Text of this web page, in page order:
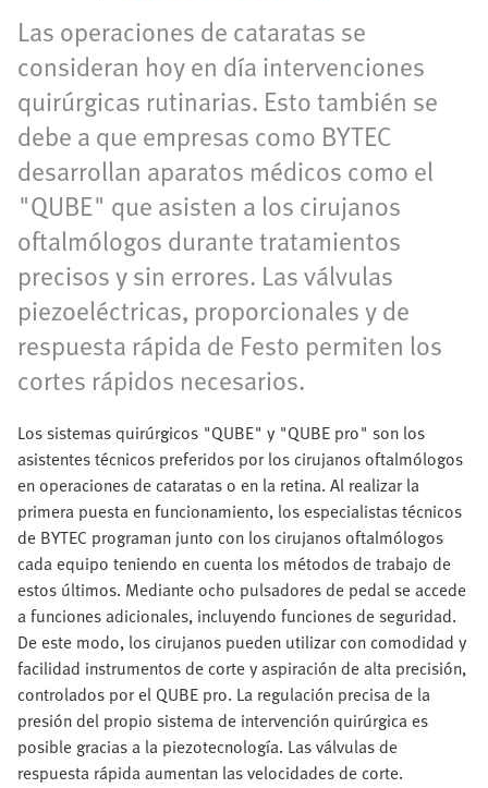
Las operaciones de cataratas se
consideran hoy en día intervenciones
quirúrgicas rutinarias. Esto también se
debe a que empresas como BYTEC
desarrollan aparatos médicos como el
"QUBE" que asisten a los cirujanos
oftalmólogos durante tratamientos
precisos y sin errores. Las válvulas
piezoeléctricas, proporcionales y de
respuesta rápida de Festo permiten los
cortes rápidos necesarios.
Los sistemas quirúrgicos "QUBE" y "QUBE pro" son los
asistentes técnicos preferidos por los cirujanos oftalmólogos
en operaciones de cataratas o en la retina. Al realizar la
primera puesta en funcionamiento, los especialistas técnicos
de BYTEC programan junto con los cirujanos oftalmólogos
cada equipo teniendo en cuenta los métodos de trabajo de
estos últimos. Mediante ocho pulsadores de pedal se accede
a funciones adicionales, incluyendo funciones de seguridad.
De este modo, los cirujanos pueden utilizar con comodidad y
facilidad instrumentos de corte y aspiración de alta precisión,
controlados por el QUBE pro. La regulación precisa de la
presión del propio sistema de intervención quirúrgica es
posible gracias a la piezotecnología. Las válvulas de
respuesta rápida aumentan las velocidades de corte.